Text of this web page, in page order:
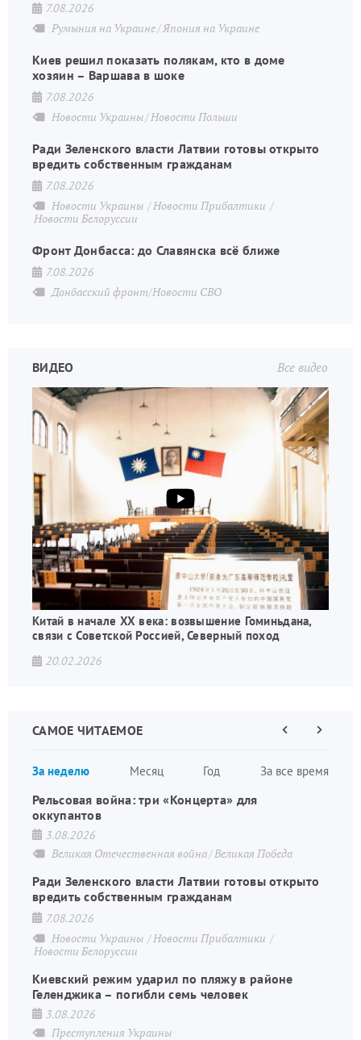
7.08.2026
Румыния на Украине Япония на Украине
Киев решил показать полякам, кто в доме
хозяин – Варшава в шоке
7.08.2026
Новости Украины Новости Польши
Ради Зеленского власти Латвии готовы открыто
вредить собственным гражданам
7.08.2026
Новости Украины
Новости Прибалтики
Новости Белоруссии
Фронт Донбасса: до Славянска всё ближе
7.08.2026
Донбасский фронт/Новости СВО
Все видео
ВИДЕО
Китай в начале XX века: возвышение Гоминьдана,
связи с Советской Россией, Северный поход
20.02.2026
САМОЕ ЧИТАЕМОЕ
За неделю Месяц Год За все время
страниц
ПредыдущаяСледующая
Рельсовая война: три «Концерта» для
оккупантов
3.08.2026
Великая Отечественная война Великая Победа
Ради Зеленского власти Латвии готовы открыто
вредить собственным гражданам
7.08.2026
Новости Украины
Новости Прибалтики
Новости Белоруссии
Киевский режим ударил по пляжу в районе
Геленджика – погибли семь человек
3.08.2026
Преступления Украины